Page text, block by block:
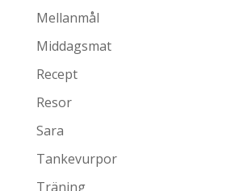
Mellanmål
Middagsmat
Recept
Resor
Sara
Tankevurpor
Träning